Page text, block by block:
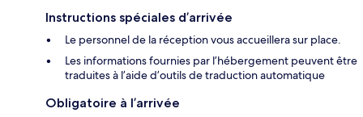
Instructions spéciales d’arrivée
Le personnel de la réception vous accueillera sur place.
Les informations fournies par l’hébergement peuvent être
traduites à l’aide d’outils de traduction automatique
Obligatoire à l’arrivée